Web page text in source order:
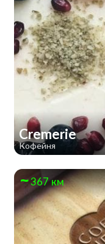
Cremerie
Кофейня
367 км